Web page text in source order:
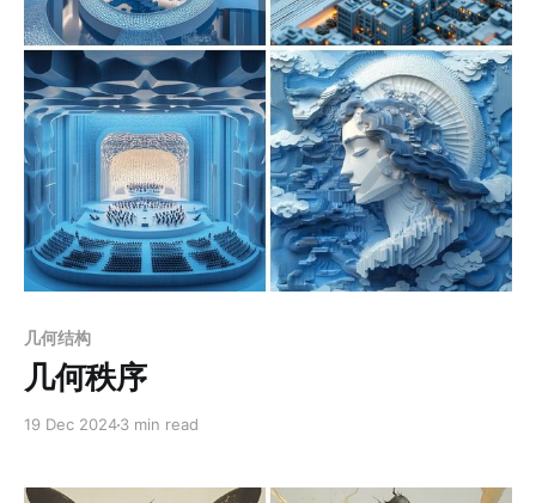
合作为奇幻题材书籍的封面或内页插图，强化故事的历史
感与神秘氛围。 2. 影视概念设计：用于奇幻、科幻类电影
或剧集的场景设定和视觉世界观构建，呈现宏大且细腻的
背景。 3. 游戏场景设计：适合奇幻或冒险类游戏的地图背
景、遗迹探险场景或主城设定，营造沉浸式的世界感。 4.
主题展览装饰：应用于展览或博物馆主题设计，表现古老
文明或超现实空间的视觉概念。 5. 文化艺术出版物：用于
几何结构
几何秩序
19 Dec 20243 min read